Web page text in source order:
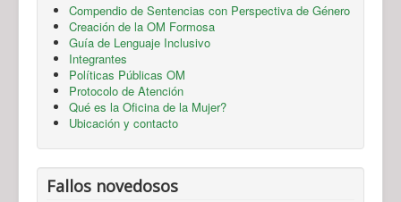
Compendio de Sentencias con Perspectiva de Género
Creación de la OM Formosa
Guía de Lenguaje Inclusivo
Integrantes
Políticas Públicas OM
Protocolo de Atención
Qué es la Oficina de la Mujer?
Ubicación y contacto
Fallos novedosos